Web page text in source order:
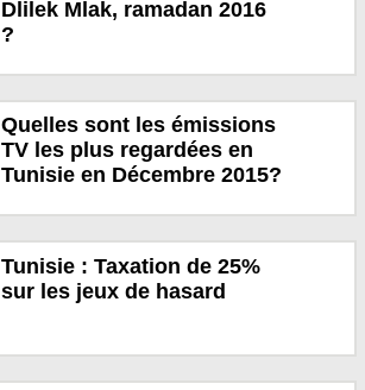
Dlilek Mlak, ramadan 2016
?
Quelles sont les émissions
TV les plus regardées en
Tunisie en Décembre 2015?
Tunisie : Taxation de 25%
sur les jeux de hasard